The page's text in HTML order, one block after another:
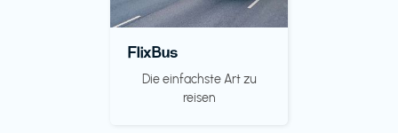
FlixBus
Die einfachste Art zu
reisen